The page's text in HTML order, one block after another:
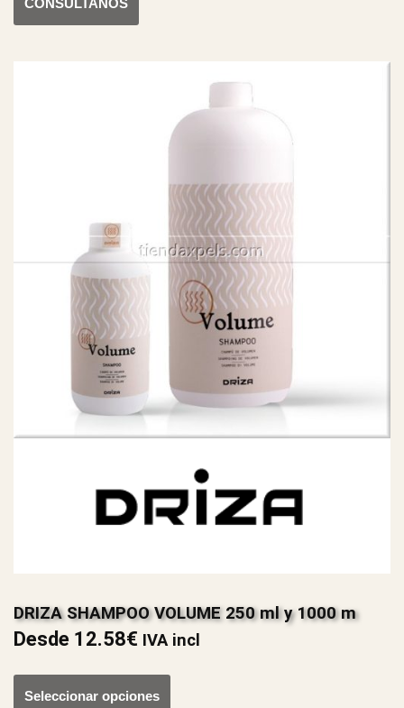
CONSÚLTANOS
DRIZA SHAMPOO VOLUME 250 ml y 1000 m
Desde 12.58€ IVA incl
Seleccionar opciones